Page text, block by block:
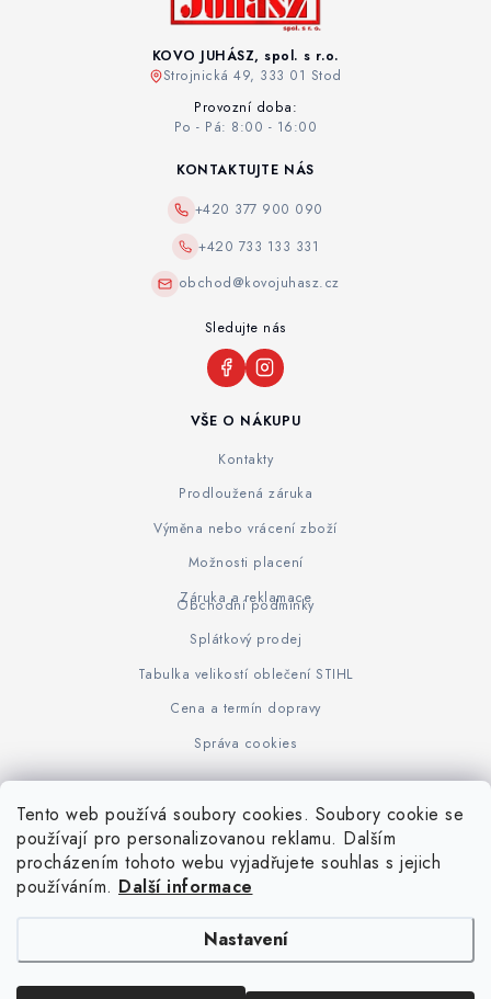
Tento web používá soubory cookies. Soubory cookie se
používají pro personalizovanou reklamu. Dalším
procházením tohoto webu vyjadřujete souhlas s jejich
používáním. Další informace
Nastavení
KOVO JUHÁSZ, spol. s r.o.
Strojnická 49, 333 01 Stod
Provozní doba:
Po - Pá: 8:00 - 16:00
VŠE O NÁKUPU
Kontakty
Prodloužená záruka
Výměna nebo vrácení zboží
Možnosti placení
Záruka a reklamace
Obchodní podmínky
Splátkový prodej
Tabulka velikostí oblečení STIHL
Cena a termín dopravy
Správa cookies
KONTAKTUJTE NÁS
+420 377 900 090
+420 733 133 331
obchod@kovojuhasz.cz
Sledujte nás
www.KOVOJUHASZ.cz Výrobce STIHL STIHL Timbersport